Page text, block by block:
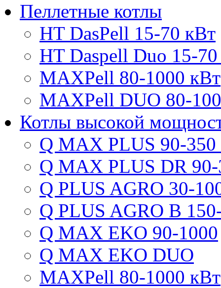
Пеллетные котлы
HT DasPell 15-70 кВт
HT Daspell Duo 15-
MAXPell 80-1000 кВт
MAXPell DUO 80-
Котлы высокой
Q MAX PLUS 90-350
Q MAX PLUS DR
Q PLUS AGRO 30-
Q PLUS AGRO B
Q MAX EKO 90-1000
Q MAX EKO DUO
MAXPell 80-1000 кВт